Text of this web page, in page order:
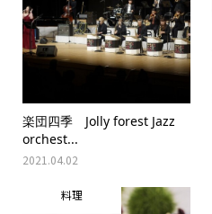
楽団四季 Jolly forest Jazz
orchest...
2021.04.02
料理